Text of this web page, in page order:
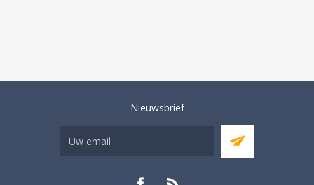
Nieuwsbrief